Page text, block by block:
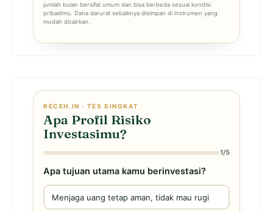
jumlah bulan bersifat umum dan bisa berbeda sesuai kondisi
pribadimu. Dana darurat sebaiknya disimpan di instrumen yang
mudah dicairkan.
RECEH.IN · TES SINGKAT
Apa Profil Risiko
Investasimu?
1/5
Apa tujuan utama kamu berinvestasi?
Menjaga uang tetap aman, tidak mau rugi